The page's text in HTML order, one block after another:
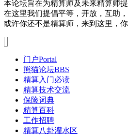
本论坛旨在为精算师及未来精算师
在这里我们提倡平等，开放，互助
或许你还不是精算师，来到这里，
门户Portal
熊猫论坛BBS
精算入门必读
精算技术交流
保险词典
精算百科
工作招聘
精算八卦灌水区